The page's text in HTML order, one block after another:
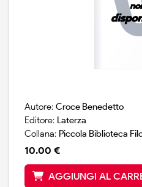
Autore: Croce Benedetto
Editore: Laterza
Collana: Piccola Biblioteca
10.00 €
AGGIUNGI AL